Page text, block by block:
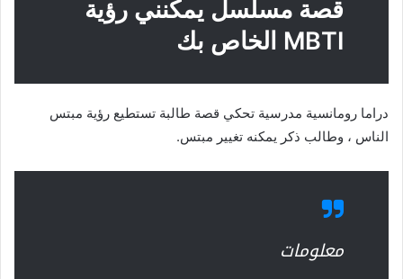
قصة مسلسل يمكنني رؤية
MBTI الخاص بك
دراما رومانسية مدرسية تحكي قصة طالبة تستطيع رؤية مبتس
الناس ، وطالب ذكر يمكنه تغيير مبتس.
معلومات